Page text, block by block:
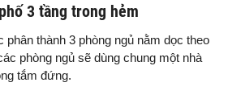
3 tầng trong hẻm
phân thành 3 phòng ngủ nằm dọc theo
phòng ngủ sẽ dùng chung một nhà
tắm đứng.